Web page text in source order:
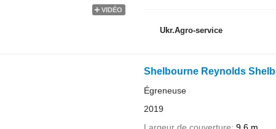
VIDÉO
Ukr.Agro-service
Shelbourne Reynolds
Égreneuse
2019